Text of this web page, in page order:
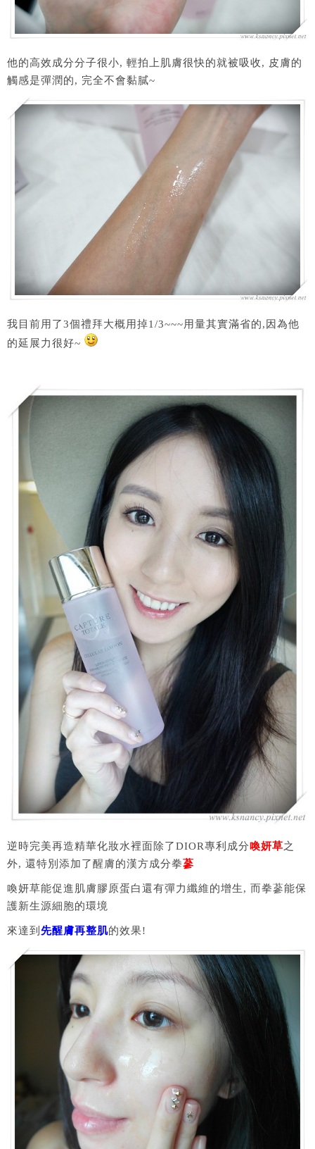
他的高效成分分子很小, 輕拍上肌膚很快的就被吸收, 皮膚的
觸感是彈潤的, 完全不會黏膩~
我目前用了3個禮拜大概用掉1/3~~~用量其實滿省的,因為他
的延展力很好~
逆時完美再造精華化妝水裡面除了DIOR專利成分喚妍草之
外, 還特別添加了醒膚的漢方成分拳蔘
喚妍草能促進肌膚膠原蛋白還有彈力纖維的增生, 而拳蔘能保
護新生源細胞的環境
來達到 先醒膚再整肌的效果!